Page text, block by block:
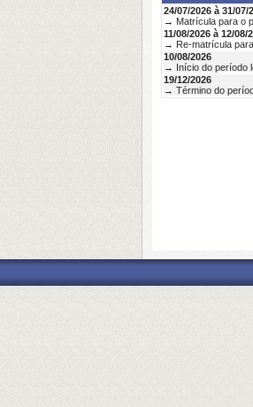
24/07/2026 à 31/07/
→ Matrícula para o
11/08/2026 à 12/08/
→ Re-matrícula
10/08/2026
→ Início do período
19/12/2026
→ Término do